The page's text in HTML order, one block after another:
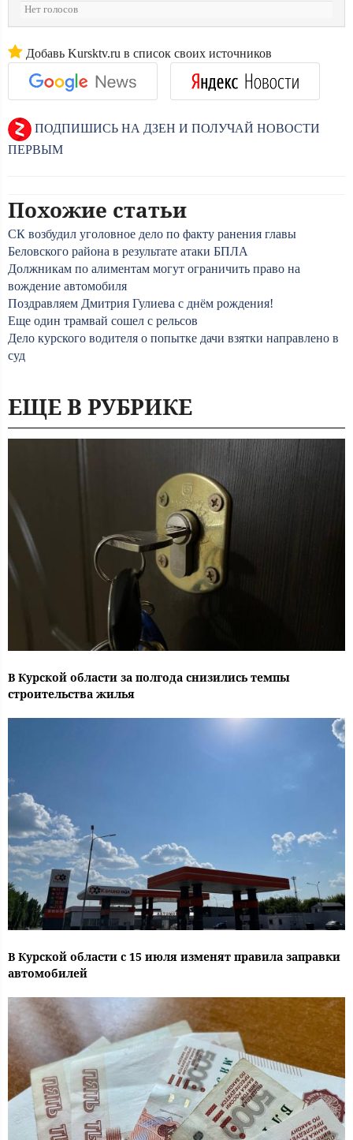
Нет голосов
Добавь Kursktv.ru в список своих источников
ПОДПИШИСЬ НА ДЗЕН И ПОЛУЧАЙ НОВОСТИ
ПЕРВЫМ
Похожие статьи
СК возбудил уголовное дело по факту ранения главы
Беловского района в результате атаки БПЛА
Должникам по алиментам могут ограничить право на
вождение автомобиля
Поздравляем Дмитрия Гулиева с днём рождения!
Еще один трамвай сошел с рельсов
Дело курского водителя о попытке дачи взятки направлено в
суд
ЕЩЕ В РУБРИКЕ
В Курской области за полгода снизились темпы
строительства жилья
В Курской области с 15 июля изменят правила заправки
автомобилей